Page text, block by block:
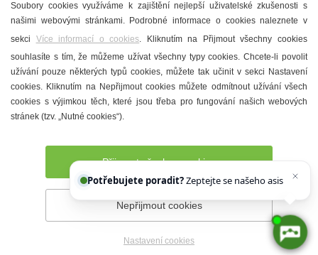
Mandloně
Ubytování
Restaurace
Městské muzeum a galerie
Denní meníčka
Prohlášení o přístupnosti Správce webu
Soubory cookies využíváme k zajištění nejlepší uživatelské zkušenosti s
našimi webovými stránkami. Podrobné informace o cookies naleznete v
sekci Více informací o cookies. Kliknutím na Přijmout všechny cookies
souhlasíte s tím, že můžeme užívat všechny typy cookies. Chcete-li povolit
užívání pouze některých typů cookies, můžete tak učinit v sekci Nastavení
cookies. Kliknutím na Nepřijmout cookies můžete odmítnout užívání všech
cookies s výjimkou těch, které jsou třeba pro fungování našich webových
stránek (tzv. „Nutné cookies“).
Přijmout všechny cookies
Nepřijmout cookies
Nastavení cookies
Potřebujete poradit?
Chettyho